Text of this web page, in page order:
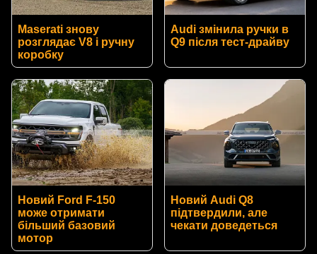
Maserati знову
розглядає V8 і ручну
коробку
Audi змінила ручки в
Q9 після тест-драйву
Новий Ford F-150
може отримати
більший базовий
мотор
Новий Audi Q8
підтвердили, але
чекати доведеться